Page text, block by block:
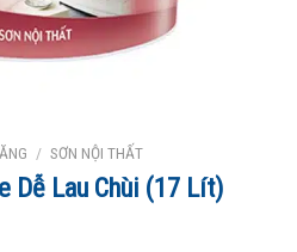
/ SƠN NỘI THẤT
Dễ Lau Chùi (17 Lít)